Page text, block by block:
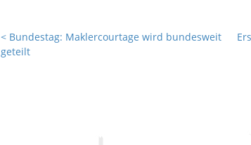
< Bundestag: Maklercourtage wird bundesweit
geteilt